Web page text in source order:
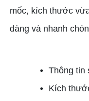
mốc, kích thước
dàng và nhanh
Thông tin
Kích